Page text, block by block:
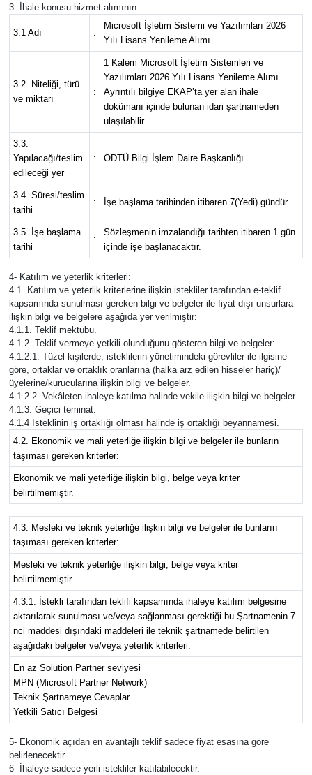
3- İhale konusu hizmet alımının
3.1 Adı :
Microsoft İşletim Sistemi ve Yazılımları 2026
Yılı Lisans Yenileme Alımı
3.2. Niteliği, türü
ve miktarı
:
1 Kalem Microsoft İşletim Sistemleri ve
Yazılımları 2026 Yılı Lisans Yenileme Alımı
Ayrıntılı bilgiye EKAP’ta yer alan ihale
dokümanı içinde bulunan idari şartnameden
ulaşılabilir.
3.3.
Yapılacağı/teslim
edileceği yer
: ODTÜ Bilgi İşlem Daire Başkanlığı
3.4. Süresi/teslim
tarihi
: İşe başlama tarihinden itibaren 7(Yedi) gündür
3.5. İşe başlama
tarihi
:
Sözleşmenin imzalandığı tarihten itibaren 1 gün
içinde işe başlanacaktır.
4- Katılım ve yeterlik kriterleri:
4.1. Katılım ve yeterlik kriterlerine ilişkin istekliler tarafından e-teklif
kapsamında sunulması gereken bilgi ve belgeler ile fiyat dışı unsurlara
ilişkin bilgi ve belgelere aşağıda yer verilmiştir:
4.1.1. Teklif mektubu.
4.1.2. Teklif vermeye yetkili olunduğunu gösteren bilgi ve belgeler:
4.1.2.1. Tüzel kişilerde; isteklilerin yönetimindeki görevliler ile ilgisine
göre, ortaklar ve ortaklık oranlarına (halka arz edilen hisseler hariç)/
üyelerine/kurucularına ilişkin bilgi ve belgeler.
4.1.2.2. Vekâleten ihaleye katılma halinde vekile ilişkin bilgi ve belgeler.
4.1.3. Geçici teminat.
4.1.4 İsteklinin iş ortaklığı olması halinde iş ortaklığı beyannamesi.
4.2. Ekonomik ve mali yeterliğe ilişkin bilgi ve belgeler ile bunların
taşıması gereken kriterler:
Ekonomik ve mali yeterliğe ilişkin bilgi, belge veya kriter
belirtilmemiştir.
4.3. Mesleki ve teknik yeterliğe ilişkin bilgi ve belgeler ile bunların
taşıması gereken kriterler:
Mesleki ve teknik yeterliğe ilişkin bilgi, belge veya kriter
belirtilmemiştir.
4.3.1. İstekli tarafından teklifi kapsamında ihaleye katılım belgesine
aktarılarak sunulması ve/veya sağlanması gerektiği bu Şartnamenin 7
nci maddesi dışındaki maddeleri ile teknik şartnamede belirtilen
aşağıdaki belgeler ve/veya yeterlik kriterleri:
En az Solution Partner seviyesi
MPN (Microsoft Partner Network)
Teknik Şartnameye Cevaplar
Yetkili Satıcı Belgesi
5- Ekonomik açıdan en avantajlı teklif sadece fiyat esasına göre
belirlenecektir.
6- İhaleye sadece yerli istekliler katılabilecektir.
Televizyon
Yaşam-Çevre